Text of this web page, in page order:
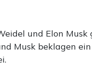
und Elon Musk
Musk beklagen ein